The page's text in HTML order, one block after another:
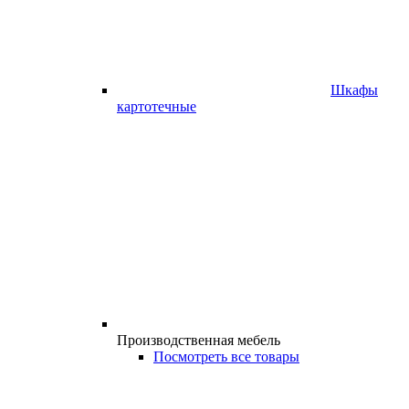
Шкафы
картотечные
Производственная мебель
Посмотреть все товары